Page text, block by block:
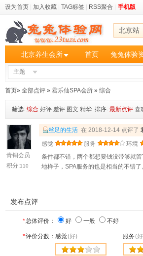
设为首页 加入收藏 TAG标签 RSS聚合 手机版
北京站
北京养生会所 首页 兔兔体验
主题
首页» 全部点评 » 君乐仙SPA会所 » 综合
筛选: 综合 好评 差评 图文 精华 排序: 最新点评 喜
青铜会员
积分:110
丝足的生活 在 2018-12-14 点评了
感觉
服务 环境
条件都不错，两个都想要钱没带够就
地样子，SPA服务的也是相当的不错了
发布点评
*总体评价： 好 一般 不好
*评价分数： 感觉(好) 服务(